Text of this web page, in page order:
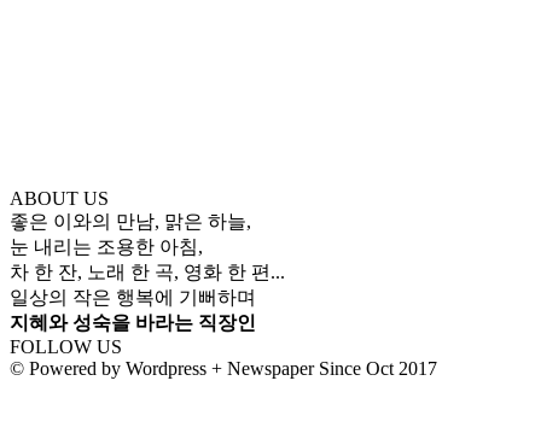
ABOUT US
좋은 이와의 만남, 맑은 하늘,
눈 내리는 조용한 아침,
차 한 잔, 노래 한 곡, 영화 한 편...
일상의 작은 행복에 기뻐하며
지혜와 성숙을 바라는 직장인
FOLLOW US
© Powered by Wordpress + Newspaper Since Oct 2017